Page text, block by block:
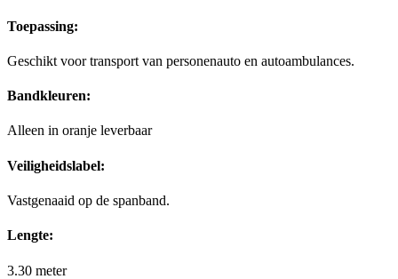
Toepassing:
Geschikt voor transport van personenauto en autoambulances.
Bandkleuren:
Alleen in oranje leverbaar
Veiligheidslabel:
Vastgenaaid op de spanband.
Lengte:
3.30 meter